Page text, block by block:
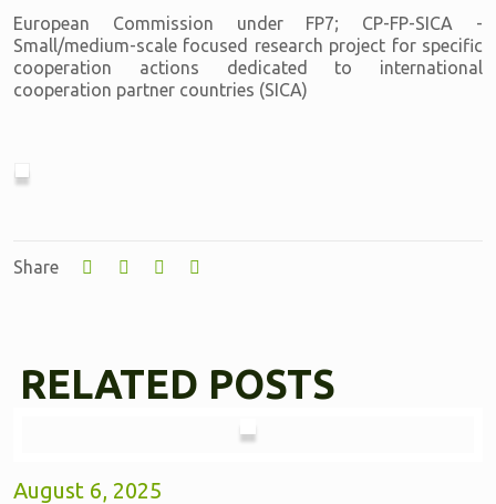
European Commission under FP7; CP-FP-SICA -
Small/medium-scale focused research project for specific
cooperation actions dedicated to international
cooperation partner countries (SICA)
Share
RELATED POSTS
August 6, 2025